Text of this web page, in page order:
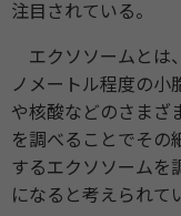
注⽬されている。
エクソソームとは
ノメートル程度の⼩
や核酸などのさまざ
を調べることでその
するエクソソームを
になると考えられて